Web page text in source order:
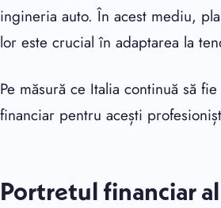
ingineria auto. În acest mediu,
lor este crucial în adaptarea la
Pe măsură ce Italia continuă să
financiar pentru acești
Portretul financiar